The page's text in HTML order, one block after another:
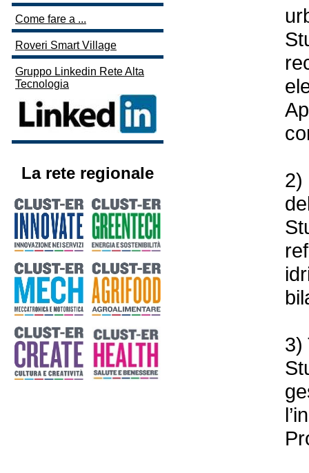
Come fare a ...
Roveri Smart Village
Gruppo Linkedin Rete Alta
Tecnologia
La rete regionale
2)
3)